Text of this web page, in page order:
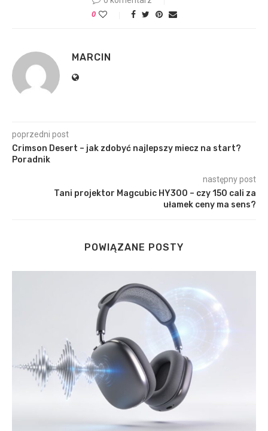
0
MARCIN
poprzedni post
Crimson Desert – jak zdobyć najlepszy miecz na start?
Poradnik
następny post
Tani projektor Magcubic HY300 – czy 150 cali za
ułamek ceny ma sens?
POWIĄZANE POSTY